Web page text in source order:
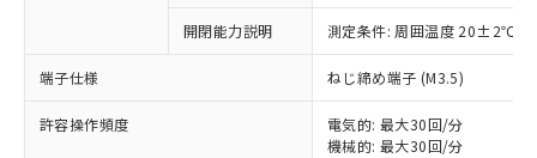
開閉能力説明 測定条件: 周囲温度 20±2℃、
端子仕様 ねじ締め端子 (M3.5)
許容操作頻度
電気的: 最大30回/分
機械的: 最大30回/分
以下の条件をお読みいただき、同意のうえ
ご利用ください。
本サービスは、当社制御機器事業取扱
商品の当社在庫状況および標準価格
対応予定なし：EU RoHS指令（10物質）の
非含有に非対応の商品で、対応品を出す予
定はありません。
調査・確認中：EU RoHS指令（10物質）の
非含有の対応状況を調査中または確認中の
※1 中国RoHS○×表